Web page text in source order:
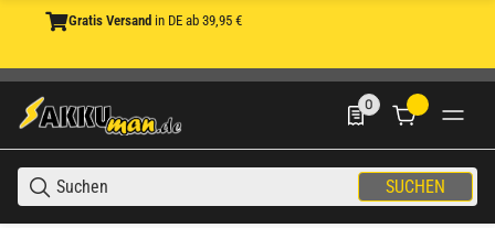
Gratis Versand in DE ab 39,95 €
SUCHEN
0
0 Produkte in der